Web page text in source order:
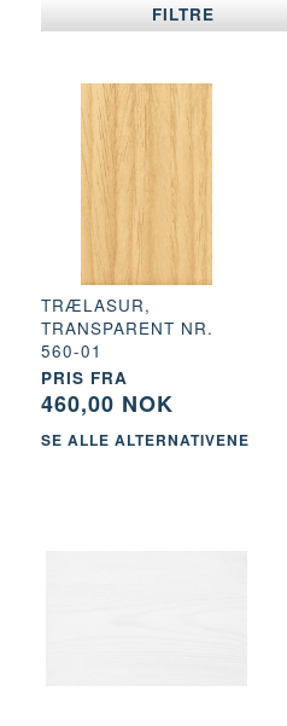
FILTRE
TRÆLASUR,
TRANSPARENT NR.
560-01
PRIS FRA
460,00 NOK
SE ALLE ALTERNATIVENE